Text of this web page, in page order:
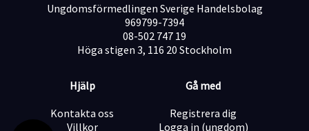
med professionalism.
Hos oss blir du en del av ett sammansvetsat team som
stöttar, peppar och hjälper varandra – men där man
också förväntas ta ansvar för sin del av arbetet. Har du
det meriterande.
Observera att vi inte tar emot ansökningar via telefon
eller mail. Skicka in din ansökan genom att klicka på
Ungdomsförmedlingen Sverige Handelsbolag
969799-7394
08-502 747 19
Höga stigen 3, 116 20 Stockholm
Hjälp
Kontakta oss
Villkor
Gå med
Registrera dig
Logga in (ungdom)